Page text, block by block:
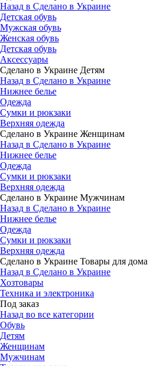
Назад в Сделано в Украине
Детская обувь
Мужская обувь
Женская обувь
Детская обувь
Аксессуары
Сделано в Украине Детям
Назад в Сделано в Украине
Нижнее белье
Одежда
Сумки и рюкзаки
Верхняя одежда
Сделано в Украине Женщинам
Назад в Сделано в Украине
Нижнее белье
Одежда
Сумки и рюкзаки
Верхняя одежда
Сделано в Украине Мужчинам
Назад в Сделано в Украине
Нижнее белье
Одежда
Сумки и рюкзаки
Верхняя одежда
Сделано в Украине Товары для дома
Назад в Сделано в Украине
Хозтовары
Техника и электроника
Под заказ
Назад во все категории
Обувь
Детям
Женщинам
Мужчинам